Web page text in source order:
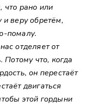
что рано или
и веру обретём,
помалу.
отделяет от
Потому что, когда
он перестаёт
двигаться
этой гордыни